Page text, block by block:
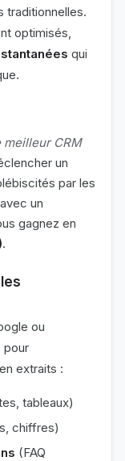
traditionnelles.
optimisés,
qui
meilleur CRM
un
par les
un
gagnez en
.
ou
pour
extraits :
tableaux)
chiffres)
(FAQ